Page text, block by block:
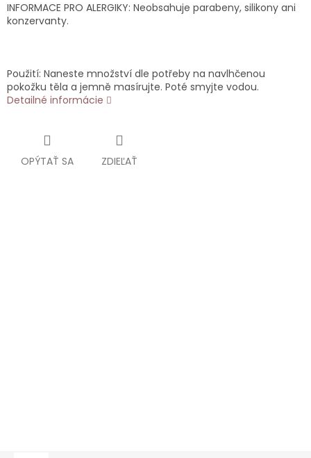
INFORMACE PRO ALERGIKY: Neobsahuje parabeny, silikony ani
konzervanty.
Použití: Naneste množství dle potřeby na navlhčenou
pokožku těla a jemně masírujte. Poté smyjte vodou.
Detailné informácie
OPÝTAŤ SA ZDIEĽAŤ